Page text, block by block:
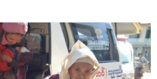
စာ
စာ
ပ်စာ
ျက်အလက်များ
ဉ်